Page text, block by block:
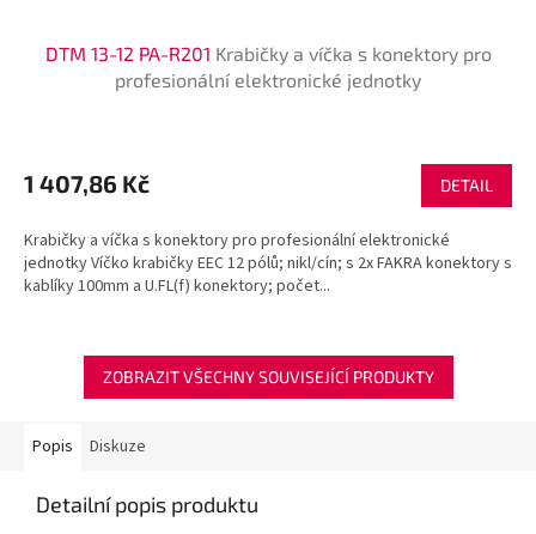
DTM 13-12 PA-R201 Krabičky a víčka s konektory pro
profesionální elektronické jednotky
1 407,86 Kč DETAIL
Krabičky a víčka s konektory pro profesionální elektronické
jednotky Víčko krabičky EEC 12 pólů; nikl/cín; s 2x FAKRA konektory s
kablíky 100mm a U.FL(f) konektory; počet...
ZOBRAZIT VŠECHNY SOUVISEJÍCÍ PRODUKTY
Popis Diskuze
Detailní popis produktu